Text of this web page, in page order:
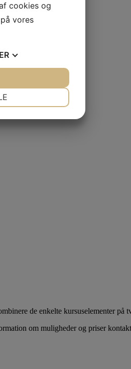
de enkelte kursuselementer på
om muligheder og priser
cookies og
vores